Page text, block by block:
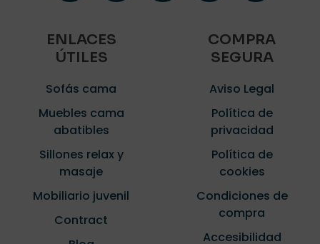
ENLACES
ÚTILES
Sofás cama
Muebles cama
abatibles
Sillones relax y
masaje
Mobiliario juvenil
Contract
COMPRA
SEGURA
Aviso Legal
Política de
privacidad
Política de
cookies
Condiciones de
compra
Accesibilidad